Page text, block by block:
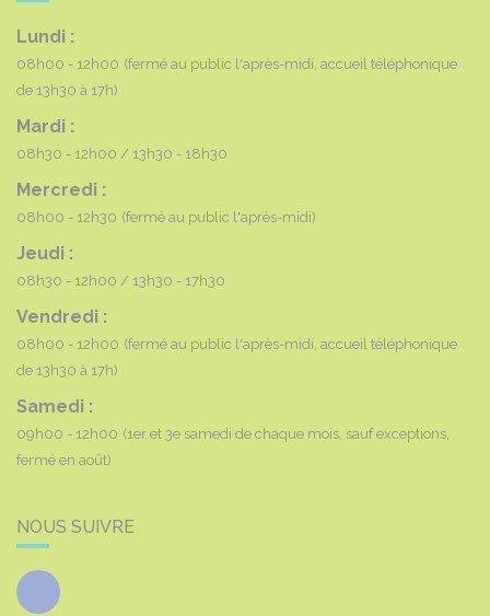
Lundi :
08h00 - 12h00 (fermé au public l'après-midi, accueil téléphonique
de 13h30 à 17h)
Mardi :
08h30 - 12h00 13h30 - 18h30
Mercredi :
08h00 - 12h30 (fermé au public l'après-midi)
Jeudi :
08h30 - 12h00 13h30 - 17h30
Vendredi :
08h00 - 12h00 (fermé au public l'après-midi, accueil téléphonique
de 13h30 à 17h)
Samedi :
09h00 - 12h00 (1er et 3e samedi de chaque mois, sauf exceptions,
fermé en août)
NOUS SUIVRE
Facebook